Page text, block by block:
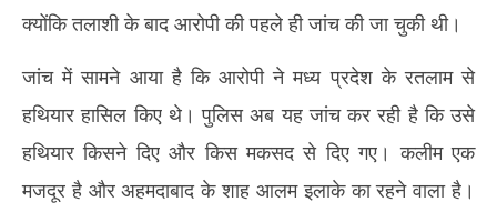
क्योंकि तलाशी के बाद आरोपी की पहले ही जांच की जा चुकी थी।
जांच में सामने आया है कि आरोपी ने मध्य प्रदेश के रतलाम से
हथियार हासिल किए थे। पुलिस अब यह जांच कर रही है कि उसे
हथियार किसने दिए और किस मकसद से दिए गए। कलीम एक
मजदूर है और अहमदाबाद के शाह आलम इलाके का रहने वाला है।